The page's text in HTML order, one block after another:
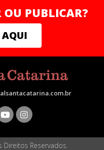
de trabalho corporal, usa
por meio das
instrumentos.A
acompanhada de
cônicas de moxa
do gênero Artemisia
frequentemente porém
é usada para tratar
PUBLICAR?
AQUI
Reservados.